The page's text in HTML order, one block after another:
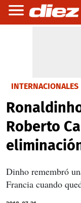
INTERNACIONALES
Roberto
Dinho remembró
Francia cuando